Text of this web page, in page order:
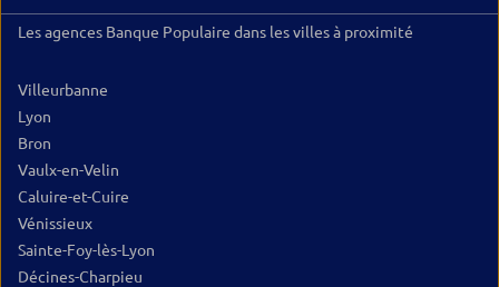
Les agences Banque Populaire dans les villes à proximité
Villeurbanne
Lyon
Bron
Vaulx-en-Velin
Caluire-et-Cuire
Vénissieux
Sainte-Foy-lès-Lyon
Décines-Charpieu